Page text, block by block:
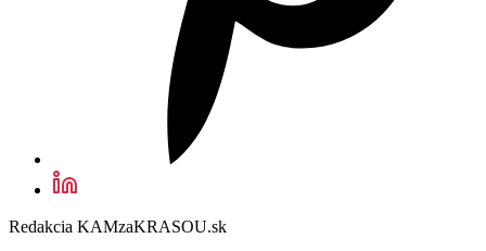
Redakcia KAMzaKRASOU.sk